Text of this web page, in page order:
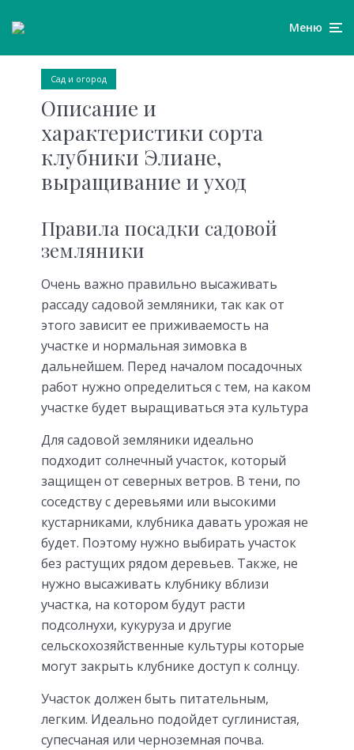
Меню
Сад и огород
Описание и
характеристики сорта
клубники Элиане,
выращивание и уход
Правила посадки садовой
земляники
Очень важно правильно высаживать
рассаду садовой земляники, так как от
этого зависит ее приживаемость на
участке и нормальная зимовка в
дальнейшем. Перед началом посадочных
работ нужно определиться с тем, на каком
участке будет выращиваться эта культура
Для садовой земляники идеально
подходит солнечный участок, который
защищен от северных ветров. В тени, по
соседству с деревьями или высокими
кустарниками, клубника давать урожая не
будет. Поэтому нужно выбирать участок
без растущих рядом деревьев. Также, не
нужно высаживать клубнику вблизи
участка, на котором будут расти
подсолнухи, кукуруза и другие
сельскохозяйственные культуры которые
могут закрыть клубнике доступ к солнцу.
Участок должен быть питательным,
легким. Идеально подойдет суглинистая,
супесчаная или черноземная почва.